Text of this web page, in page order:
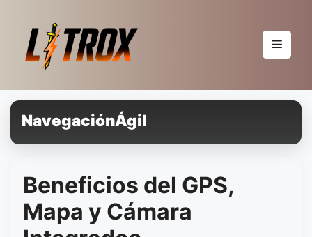
conteúdo
Menu
NavegaciónÁgil
Beneficios del GPS,
Mapa y Cámara